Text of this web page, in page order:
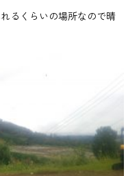
るくらいの場所なので晴